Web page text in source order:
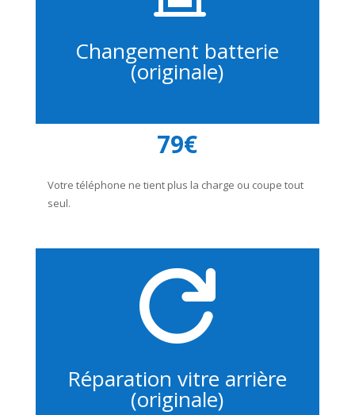
Changement batterie
(originale)
79€
Votre téléphone ne tient plus la charge ou coupe tout
seul.

Réparation vitre arrière
(originale)